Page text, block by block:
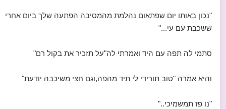
"נכון באותו יום שפתאום נהלמת מהמסיבה הפתעה שלך ביום אחרי
ששכבת עם עי..."
סתמי לה תפה עם היד ואמרתי לה"על תזכיר את בקול רם"
והיא אמרה "טוב תורידי לי תיד מהפה,וגם חצי משיכבה יודעת"
"נו פז תמשמיכי.."